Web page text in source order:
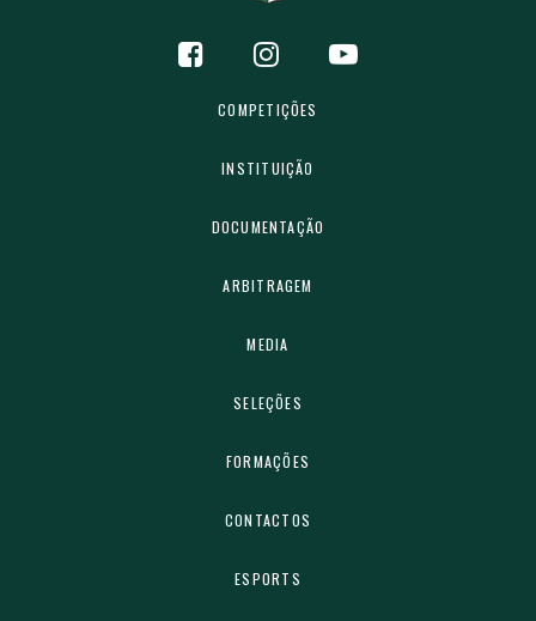
COMPETIÇÕES
INSTITUIÇÃO
DOCUMENTAÇÃO
ARBITRAGEM
MEDIA
SELEÇÕES
FORMAÇÕES
CONTACTOS
ESPORTS